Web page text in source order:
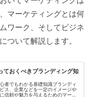
マーケティングとは何
ワーク、そしてビジネ
ついて解説します。
ておくべきブランディング知
者でもわかる基礎知識ブランディ
ス、企業などを一定のイメージや
信頼や魅力を与えるためのマーケ